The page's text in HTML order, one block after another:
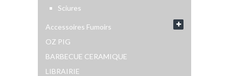
Sciures
Accessoires Fumoirs
OZ PIG
BARBECUE CERAMIQUE
LIBRAIRIE